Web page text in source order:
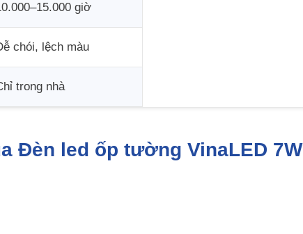
giờ
chói, lệch màu
trong nhà
Đèn led ốp tường VinaLED 7W